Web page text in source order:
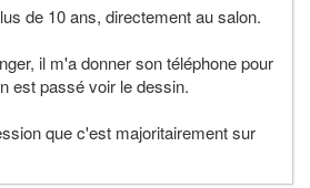
de 10 ans, directement au salon.
il m'a donner son téléphone pour
est passé voir le dessin.
que c'est majoritairement sur